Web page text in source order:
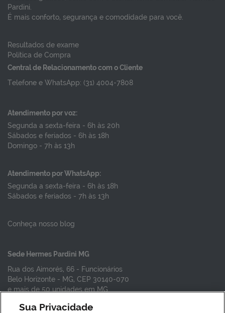
Pardini.
É mais conforto, segurança e comodidade para você.
Resultados de exame
Política de Compra
Central de Relacionamento com o Cliente
Telefone e WhatsApp: (31) 4004-7808
Atendimento por voz:
Segunda a sexta-feira - 6h às 20h
Sábados e feriados - 6h às 18h
Domingo - 7h às 13h
Atendimento por WhatsApp:
Segunda a sexta-feira - 6h às 18h
Sábados e feriados - 7h às 13h
Conheça nosso blog
Sede Hermes Pardini MG
Rua dos Aimorés, 66 - Funcionários
Belo Horizonte - MG, CEP 30140-070
e mais de 50 unidades em MG
Sua Privacidade